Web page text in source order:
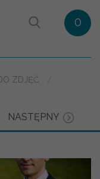
0
ZDJĘĆ
NASTĘPNY